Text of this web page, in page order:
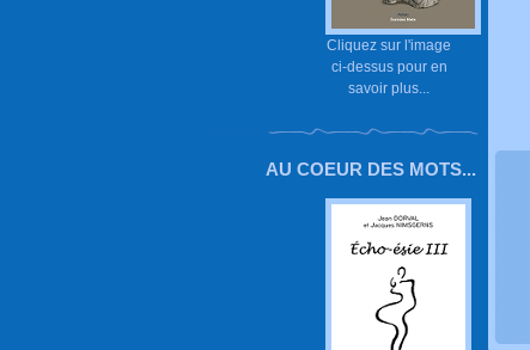
Cliquez sur l'image
ci-dessus pour en
savoir plus...
AU COEUR DES MOTS...